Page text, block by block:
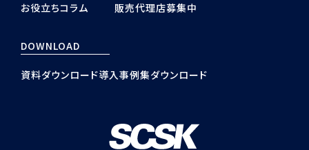
お役立ちコラム
販売代理店募集中
DOWNLOAD
資料ダウンロード導入事例集ダウンロード